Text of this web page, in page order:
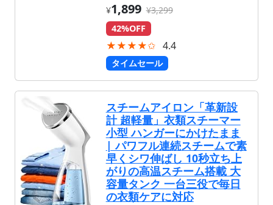
¥1,899 ¥3,299
42%OFF
★★★★✩ 4.4
タイムセール
スチームアイロン「革新設
計 超軽量」衣類スチーマー
小型 ハンガーにかけたまま
| パワフル連続スチームで素
早くシワ伸ばし 10秒立ち上
がりの高温スチーム搭載 大
容量タンク 一台三役で毎日
の衣類ケアに対応